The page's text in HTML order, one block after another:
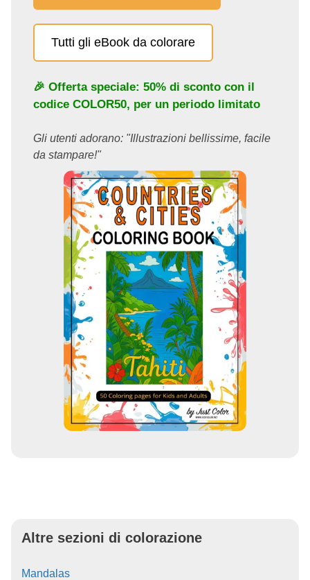
Tutti gli eBook da colorare
🎉 Offerta speciale: 50% di sconto con il
codice COLOR50, per un periodo limitato
Gli utenti adorano: "Illustrazioni bellissime, facile
da stampare!"
Altre sezioni di colorazione
Mandalas